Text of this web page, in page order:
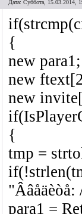
Дата: Суббота, 15.03.2014,
{
new para1;
new
new
{
tmp =
para1 =